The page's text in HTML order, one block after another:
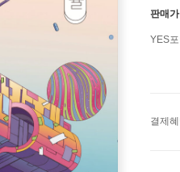
판매가
YES
결제혜